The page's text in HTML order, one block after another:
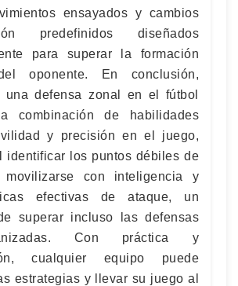
ensayados y cambios
predefinidos diseñados
para superar la formación
oponente. En conclusión,
una defensa zonal en el fútbol
combinación de habilidades
y precisión en el juego,
identificar los puntos débiles de
movilizarse con inteligencia y
efectivas de ataque, un
superar incluso las defensas
Con práctica y
cualquier equipo puede
estrategias y llevar su juego al